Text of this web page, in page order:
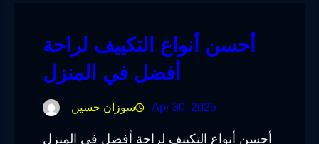
أحسن أنواع التكييف لراحة
أفضل في المنزل
سوزان حسين Apr 30, 2025
أحسن أنواع التكييف لراحة أفضل في المنزل